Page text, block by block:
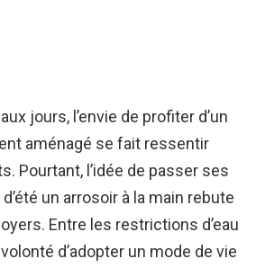
jours, l’envie de profiter d’un
aménagé se fait ressentir
Pourtant, l’idée de passer ses
un arrosoir à la main rebute
Entre les restrictions d’eau
d’adopter un mode de vie